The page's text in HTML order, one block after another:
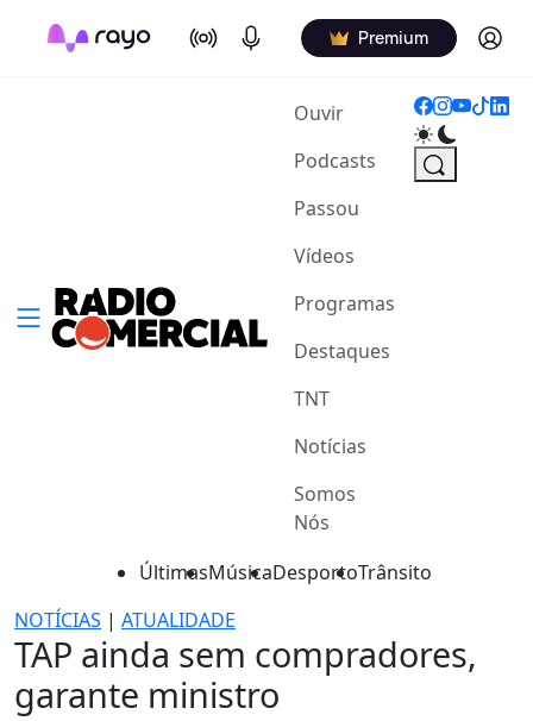
On Air Podcasts Premium Log in
Ouvir(current)
Podcasts
Passou
Vídeos
Programas
Destaques
TNT
Notícias
Somos
Nós
ÚltimasMúsicaDesportoTrânsito
NOTÍCIAS | ATUALIDADE
TAP ainda sem compradores,
garante ministro